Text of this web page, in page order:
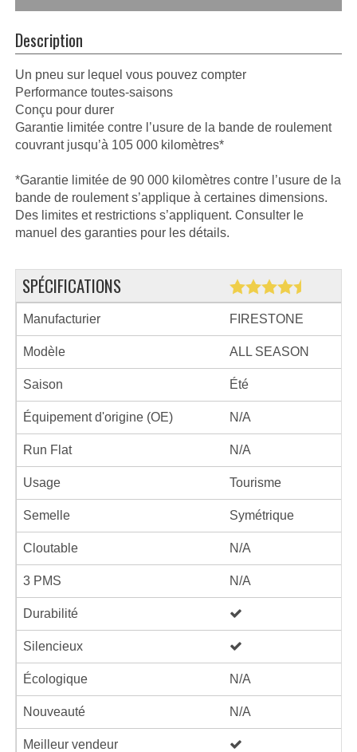
Description
Un pneu sur lequel vous pouvez compter
Performance toutes-saisons
Conçu pour durer
Garantie limitée contre l’usure de la bande de roulement
couvrant jusqu’à 105 000 kilomètres*
*Garantie limitée de 90 000 kilomètres contre l’usure de la
bande de roulement s’applique à certaines dimensions.
Des limites et restrictions s’appliquent. Consulter le
manuel des garanties pour les détails.
SPÉCIFICATIONS
Manufacturier FIRESTONE
Modèle ALL SEASON
Saison Été
Équipement d'origine (OE) N/A
Run Flat N/A
Usage Tourisme
Semelle Symétrique
Cloutable N/A
3 PMS N/A
Durabilité
Silencieux
Écologique N/A
Nouveauté N/A
Meilleur vendeur